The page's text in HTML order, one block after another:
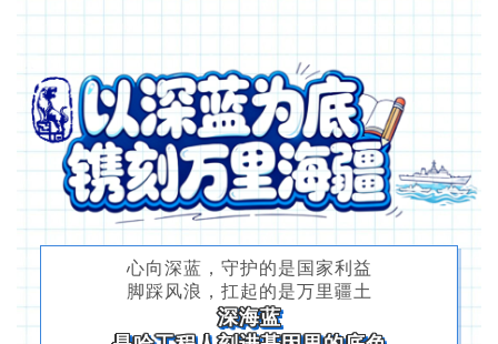
心向深蓝，守护的是国家利益
脚踩风浪，扛起的是万里疆土
深海蓝